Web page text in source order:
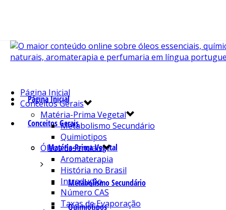
Página Inicial
Conceitos Gerais
Matéria-Prima Vegetal
Metabolismo Secundário
Quimiotipos
Página Inicial
Conceitos Gerais
Matéria-Prima Vegetal
Metabolismo Secundário
Quimiotipos
Óleos Essenciais
Aromaterapia
História no Brasil
Introdução
Número CAS
Taxas de Evaporação